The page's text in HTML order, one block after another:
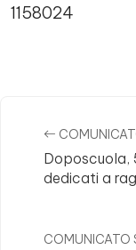
1158024
Doposcuola,
dedicati a
COMUNICATO